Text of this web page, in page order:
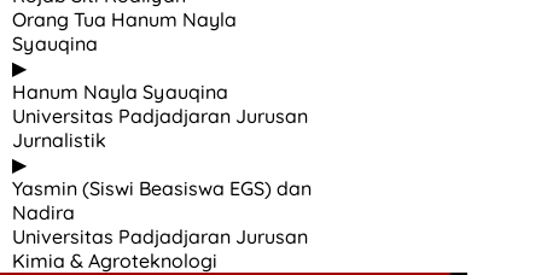
Orang Tua Hanum Nayla
Syauqina
▶
Hanum Nayla Syauqina
Universitas Padjadjaran Jurusan
Jurnalistik
▶
Yasmin (Siswi Beasiswa EGS) dan
Nadira
Universitas Padjadjaran Jurusan
Kimia & Agroteknologi